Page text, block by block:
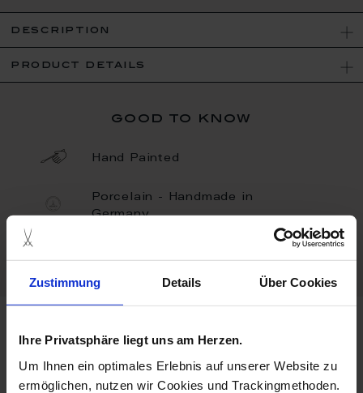
Zustimmung Details Über Cookies
Ihre Privatsphäre liegt uns am Herzen.
Um Ihnen ein optimales Erlebnis auf unserer Website zu
ermöglichen, nutzen wir Cookies und Trackingmethoden.
description
product details
good to know
Hand Painted
Porcelain - Handmade in
Germany
edition collection